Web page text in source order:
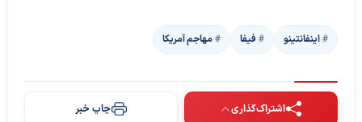
اینفانتینو فیفا مهاجم آمریکا
اشتراک‌گذاری چاپ خبر